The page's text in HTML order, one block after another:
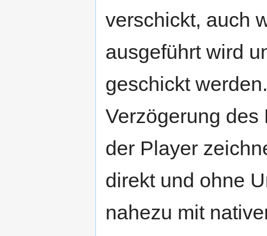
verschickt, auch
ausgeführt wird
geschickt
Verzögerung des
der Player
direkt und ohne
nahezu mit